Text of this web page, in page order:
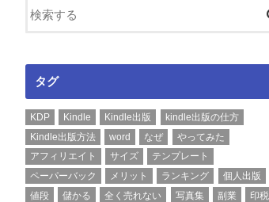
タグ
KDP Kindle Kindle出版
kindle出版の仕方
Kindle出版方法
word なぜ
やってみた
アフィリエイト
サイズ
テンプレート
ペーパーバック
メリット ランキング
個人出版
値段
儲かる 全く売れない 写真集 副業
印税